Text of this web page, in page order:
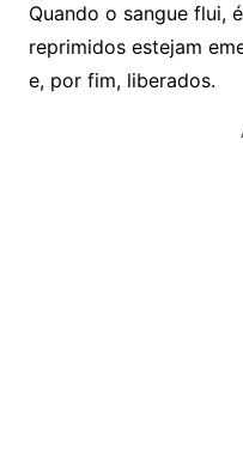
Quando o sangue flui,
reprimidos estejam
e, por fim, liberados.